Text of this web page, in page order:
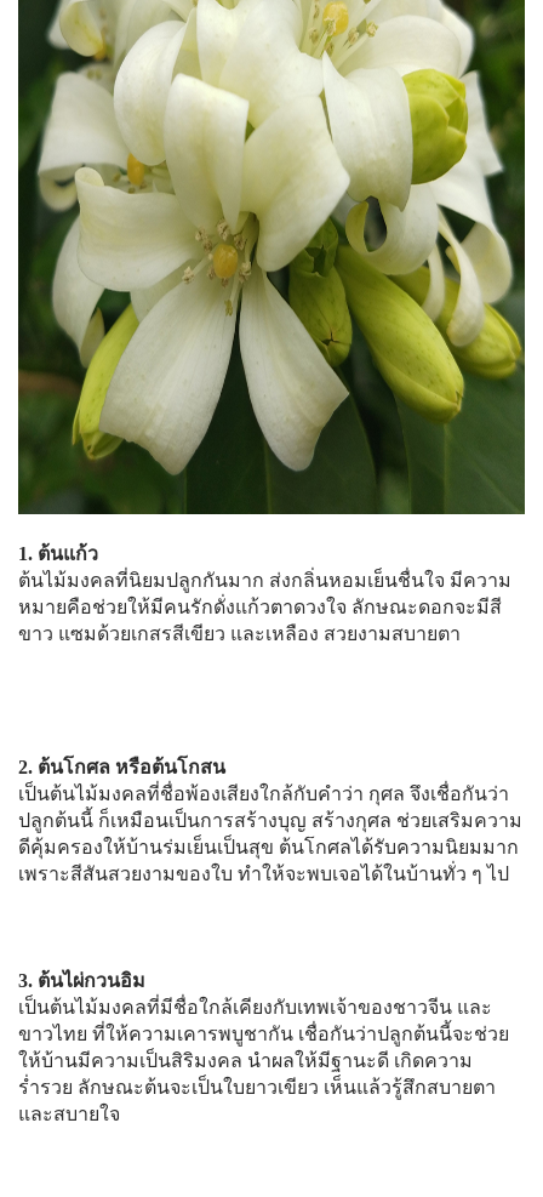
1. ต้นแก้ว
ต้นไม้มงคลที่นิยมปลูกกันมาก ส่งกลิ่นหอมเย็นชื่นใจ มีความ
หมายคือช่วยให้มีคนรักดั่งแก้วตาดวงใจ ลักษณะดอกจะมีสี
ขาว แซมด้วยเกสรสีเขียว และเหลือง สวยงามสบายตา
2. ต้นโกศล หรือต้นโกสน
เป็นต้นไม้มงคลที่ชื่อพ้องเสียงใกล้กับคำว่า กุศล จึงเชื่อกันว่า
ปลูกต้นนี้ ก็เหมือนเป็นการสร้างบุญ สร้างกุศล ช่วยเสริมความ
ดีคุ้มครองให้บ้านร่มเย็นเป็นสุข ต้นโกศลได้รับความนิยมมาก
เพราะสีสันสวยงามของใบ ทำให้จะพบเจอได้ในบ้านทั่ว ๆ ไป
3. ต้นไผ่กวนอิม
เป็นต้นไม้มงคลที่มีชื่อใกล้เคียงกับเทพเจ้าของชาวจีน และ
ขาวไทย ที่ให้ความเคารพบูชากัน เชื่อกันว่าปลูกต้นนี้จะช่วย
ให้บ้านมีความเป็นสิริมงคล นำผลให้มีฐานะดี เกิดความ
ร่ำรวย ลักษณะต้นจะเป็นใบยาวเขียว เห็นแล้วรู้สึกสบายตา
และสบายใจ